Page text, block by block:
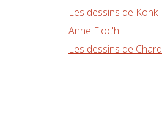
Les dessins de Konk
Anne Floc'h
Les dessins de Chard